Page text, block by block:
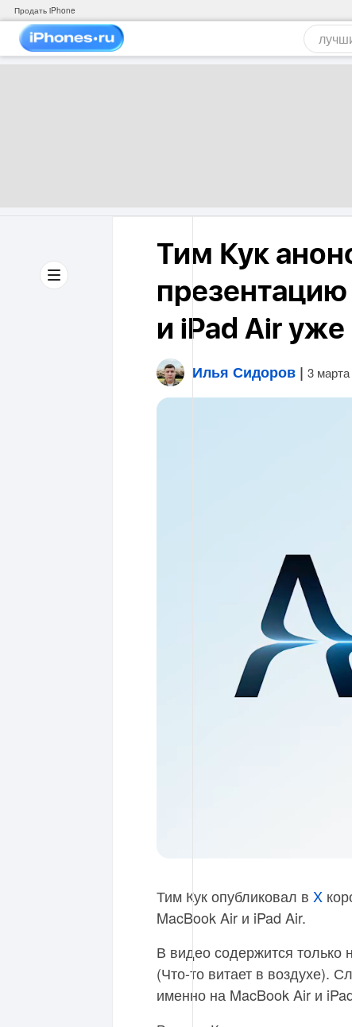
Продать iPhone
Тим Кук
и iPad Air
Илья Сидоров | 3
Тим Кук опубликовал в X
MacBook Air и iPad Air.
В видео содержится только
(Что-то витает в воздухе).
именно на MacBook Air и